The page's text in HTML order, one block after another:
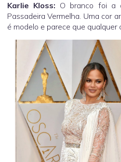
Karlie Kloss: O branco foi a
Passadeira Vermelha. Uma cor
é modelo e parece que qualquer